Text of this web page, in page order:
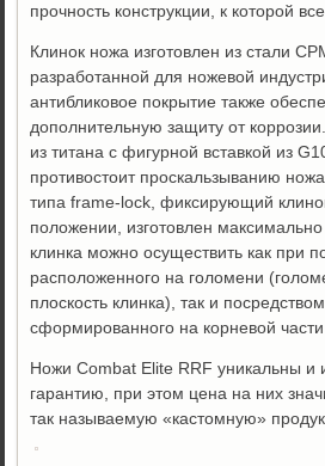
прочность конструкции, к которой
Клинок ножа изготовлен из стали
разработанной для ножевой
антибликовое покрытие также
дополнительную защиту от
из титана с фигурной вставкой из
противостоит проскальзыванию
типа frame-lock, фиксирующий
положении, изготовлен
клинка можно осуществить как при
расположенного на голомени
плоскость клинка), так и
сформированного на корневой части
Ножи Combat Elite RRF уникальны
гарантию, при этом цена на них
так называемую «кастомную»